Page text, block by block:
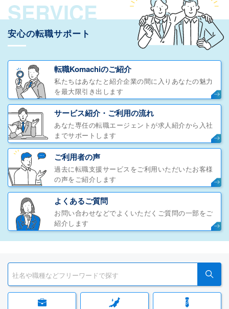
SERVICE
安心の転職サポート
転職Komachiのご紹介
私たちはあなたと紹介企業の間に入りあなたの魅力
を最大限引き出します
サービス紹介・ご利用の流れ
あなた専任の転職エージェントが求人紹介から入社
までサポートします
ご利用者の声
過去に転職支援サービスをご利用いただいたお客様
の声をご紹介します
よくあるご質問
お問い合わせなどでよくいただくご質問の一部をご
紹介します